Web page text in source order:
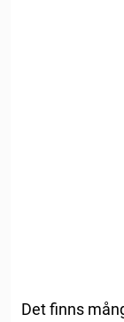
Det finns